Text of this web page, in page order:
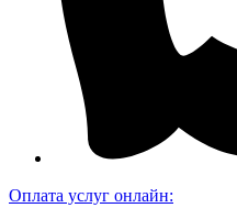
Оплата услуг онлайн: